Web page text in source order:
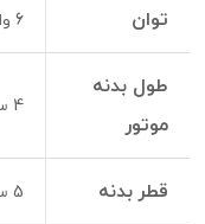
توان 6 وات
طول بدنه
موتور
4 سانتی متر
قطر بدنه 5 سانتی متر